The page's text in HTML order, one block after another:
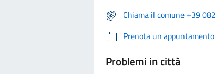
Chiama il comune +39
Prenota un appuntamento
Problemi in città